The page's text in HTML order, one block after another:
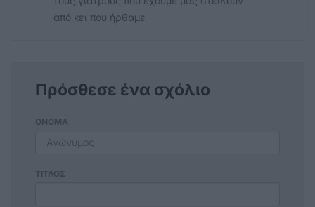
από κει που ήρθαμε
Πρόσθεσε ένα σχόλιο
ΟΝΟΜΑ
ΤΙΤΛΟΣ